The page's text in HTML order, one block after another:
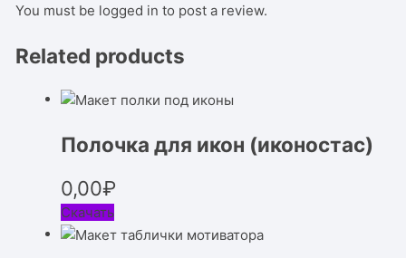
You must be logged in to post a review.
Related products
Полочка для икон (иконостас)
0,00₽
Скачать